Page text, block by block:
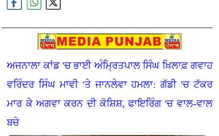
ਅਜਨਾਲਾ ਕਾਂਡ 'ਚ ਭਾਈ ਅੰਮ੍ਰਿਤਪਾਲ ਸਿੰਘ ਖ਼ਿਲਾਫ਼ ਗਵਾਹ
ਵਰਿੰਦਰ ਸਿੰਘ ਮਾਵੀ 'ਤੇ ਜਾਨਲੇਵਾ ਹਮਲਾ: ਗੱਡੀ 'ਚ ਟੱਕਰ
ਮਾਰ ਕੇ ਅਗਵਾ ਕਰਨ ਦੀ ਕੋਸ਼ਿਸ਼, ਫਾਇਰਿੰਗ 'ਚ ਵਾਲ-ਵਾਲ
ਬਚੇ